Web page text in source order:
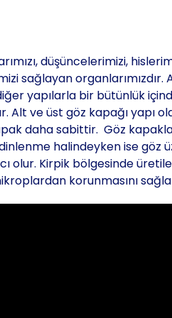
düşüncelerimizi,
sağlayan
yapılarla bir bütünlük
Alt ve üst göz kapağı yapı
daha sabittir. Göz
halindeyken ise göz
olur. Kirpik bölgesinde
korunmasını